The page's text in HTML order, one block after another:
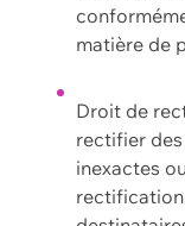
matière de
Droit de
rectifier
inexactes